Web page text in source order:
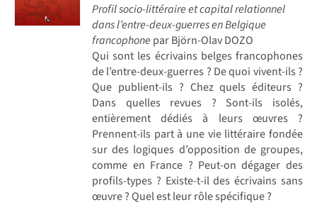
Profil socio-littéraire et capital relationnel
dans l’entre-deux-guerres en Belgique
francophone par Björn-Olav DOZO
Qui sont les écrivains belges francophones
de l’entre-deux-guerres ? De quoi vivent-ils ?
Que publient-ils ? Chez quels éditeurs ?
Dans quelles revues ? Sont-ils isolés,
entièrement dédiés à leurs œuvres ?
Prennent-ils part à une vie littéraire fondée
sur des logiques d’opposition de groupes,
comme en France ? Peut-on dégager des
profils-types ? Existe-t-il des écrivains sans
œuvre ? Quel est leur rôle spécifique ?